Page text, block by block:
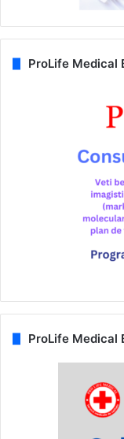
ProLife Medical
ProLife Medical